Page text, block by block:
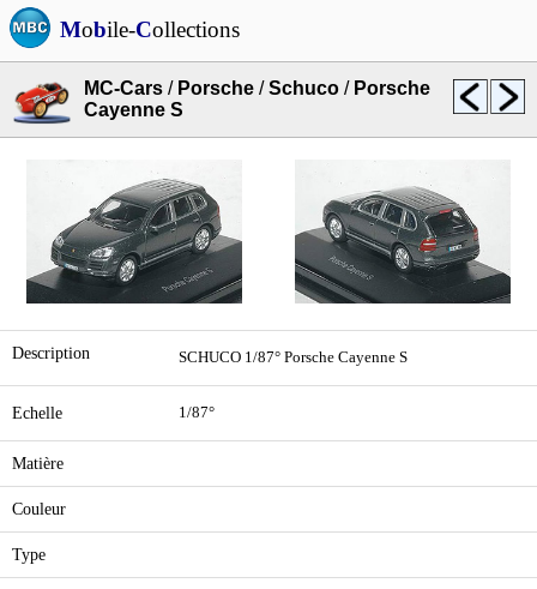
Mobile-Collections
MC-Cars / Porsche /Schuco / Porsche
Cayenne S
Description SCHUCO 1/87° Porsche Cayenne S
Echelle 1/87°
Matière
Couleur
Type